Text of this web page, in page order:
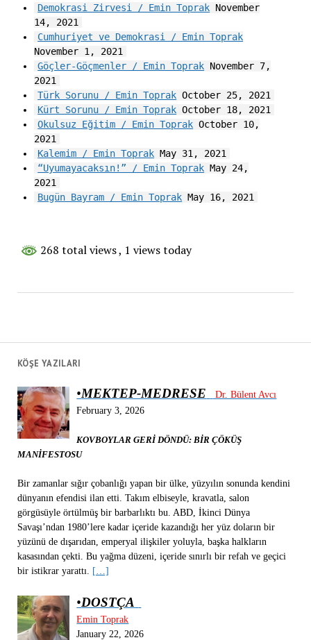
Demokrasi Zirvesi / Emin Toprak November
14, 2021
Cumhuriyet ve Demokrasi / Emin Toprak
November 1, 2021
Göçler-Göçmenler / Emin Toprak November 7,
2021
Türk Sorunu / Emin Toprak October 25, 2021
Kürt Sorunu / Emin Toprak October 18, 2021
Okulsuz Eğitim / Emin Toprak October 10,
2021
Kalemim / Emin Toprak May 31, 2021
“Uyumayacaksın!” / Emin Toprak May 24,
2021
Bugün Bayram / Emin Toprak May 16, 2021
268 total views, 1 views today
KÖŞE YAZILARI
•MEKTEP-MEDRESE
Dr. Bülent Avcı
February 3, 2026
KOVBOYLAR GERİ DÖNDÜ: BİR ÇÖKÜŞ
MANİFESTOSU
Bir zamanlar sığır çobanlığı yapan bir ülke, yüzyılın sonunda kendini
dünyanın efendisi ilan etti. Takım elbiseyle, kravatla, salon
görgüsüyle örtülmüş bir barbarlıktı bu. ABD, İkinci Dünya
Savaşı’ndan 1980’lere kadar içeride kazandığı her yüz doların bir
yüzünü de dışarıdan, emperyal ilişkiler yoluyla, başka halkların
kasasından çekti. Bu yağma düzeni, içeride sınırlı bir refah ve geçici
bir istikrar yarattı.
[…]
•DOSTÇA
Emin Toprak
January 22, 2026